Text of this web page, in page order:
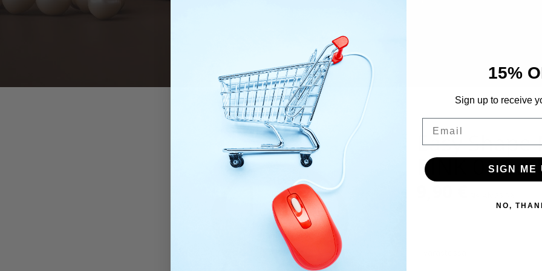
Easy Shape
PINK 01
15%
Sign up to receive
SIGN ME
NO,